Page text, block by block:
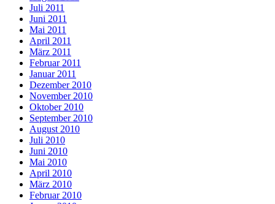
Juli 2011
Juni 2011
Mai 2011
April 2011
März 2011
Februar 2011
Januar 2011
Dezember 2010
November 2010
Oktober 2010
September 2010
August 2010
Juli 2010
Juni 2010
Mai 2010
April 2010
März 2010
Februar 2010